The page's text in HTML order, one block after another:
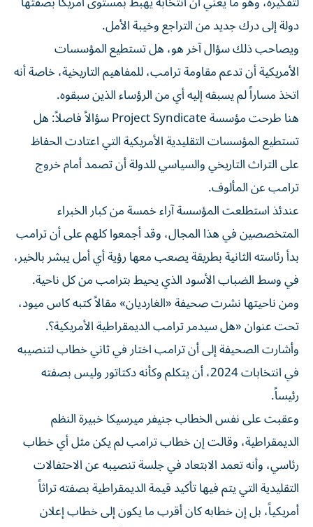
دولة إلى درك جديد من التراجع وخيبة الأمل.
ويصاحب ذلك سؤال آخر هو، هل تستطيع المؤسسات
الأمريكية أن تدعم مقاومة ترامب، للمفاهيم التاريخية، خاصة أنه
اتخذ مساراً لم يسبقه إليه أي من الرؤساء الذين سبقوه.
هنا طرحت مؤسسة Project Syndicate سؤالاً فاصلاً: هل
تستطيع المؤسسات التقليدية الأمريكية التي اعتادت الحفاظ
على التراث التاريخي والسياسي للدولة أن تصمد أمام خروج
ترامب عن المألوف.
عندئذ استطلعت المؤسسة آراء خمسة من كبار الخبراء
المتخصصين في هذا المجال، وقد أجمعوا كلهم على أن ترامب
بدأ رئاسته الثانية بطريقة يصعب معها رؤية أي أمل يبشر بالخير،
في وسط الضباب الأسود الذي يحيط بترامب من كل ناحية.
ومن ناحيتها نشرت صحيفة «الغارديان» مقالاً كتبه كاس ميود،
تحت عنوان «هل سيدمر ترامب الديمقراطية الأمريكية؟.
وأشارت الصحيفة إلى أن ترامب اختار في ثاني خطاب لتنصيبه
في انتخابات 2024، أن يتكلم وكأنه دكتاتور وليس بصفته
رئيساً.
وعقبت على نفس الخطاب جنيفر ميرسيكا خبيرة النظم
الديمقراطية، وقالت إن خطاب ترامب لم يكن مثل أي خطاب
رئاسي، وأنه تعمد الابتعاد في جلسة تنصيبه عن الاحتفالات
التقليدية التي يتم فيها تأكيد قيمة الديمقراطية بصفته تراثاً
أمريكياً، بل إن خطابه كان أقرب ما يكون إلى خطاب إعلان